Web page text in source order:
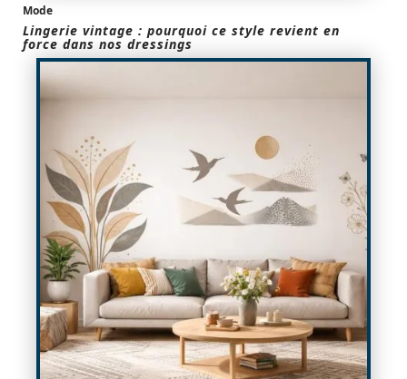
Mode
Lingerie vintage : pourquoi ce style revient en
force dans nos dressings